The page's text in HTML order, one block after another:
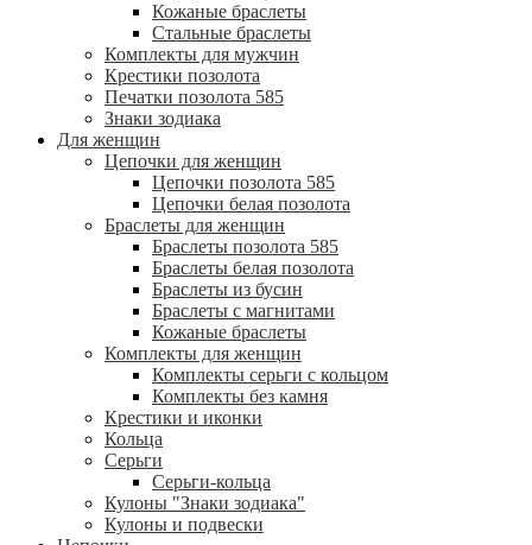
Кожаные браслеты
Стальные браслеты
Комплекты для мужчин
Крестики позолота
Печатки позолота 585
Знаки зодиака
Для женщин
Цепочки для женщин
Цепочки позолота 585
Цепочки белая позолота
Браслеты для женщин
Браслеты позолота 585
Браслеты белая позолота
Браслеты из бусин
Браслеты с магнитами
Кожаные браслеты
Комплекты для женщин
Комплекты серьги с кольцом
Комплекты без камня
Крестики и иконки
Кольца
Серьги
Серьги-кольца
Кулоны "Знаки зодиака"
Кулоны и подвески